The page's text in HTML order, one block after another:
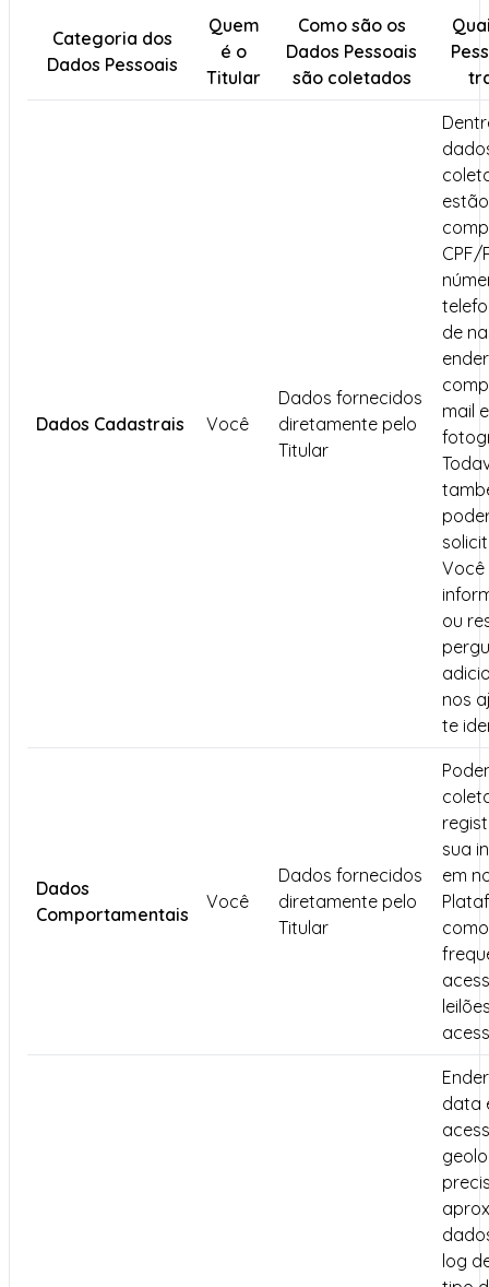
Categoria dos
Dados Pessoais
Quem
é o
Titular
Como são os
Dados Pessoais
são coletados
Dados Cadastrais Você
Dados fornecidos
diretamente pelo
Titular
CPF/
de
mail e
Você
ou
nos
te
Dados
Comportamentais
Você
Dados fornecidos
diretamente pelo
Titular
sua
em
como
data
log